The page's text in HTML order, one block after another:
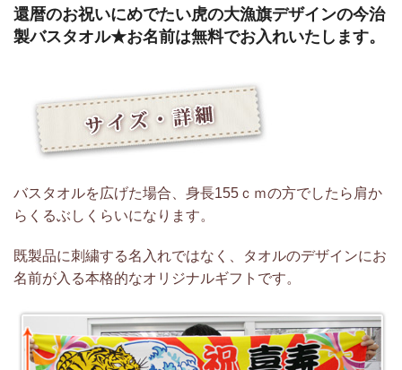
還暦のお祝いにめでたい虎の大漁旗デザインの今治
製バスタオル★お名前は無料でお入れいたします。
バスタオルを広げた場合、身長155ｃｍの方でしたら肩か
らくるぶしくらいになります。
既製品に刺繍する名入れではなく、タオルのデザインにお
名前が入る本格的なオリジナルギフトです。